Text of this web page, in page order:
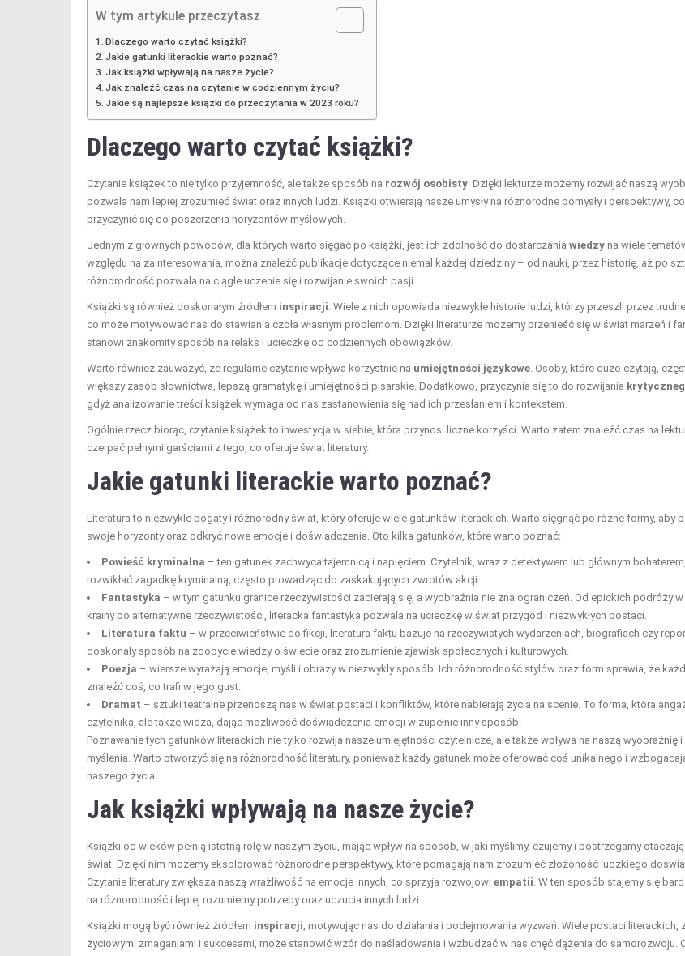
W tym artykule przeczytasz
Dlaczego warto czytać książki?
Jakie gatunki literackie warto poznać?
Jak książki wpływają na nasze życie?
Jak znaleźć czas na czytanie w codziennym życiu?
Jakie są najlepsze książki do przeczytania w 2023 roku?
Dlaczego warto czytać książki?
Czytanie książek to nie tylko przyjemność, ale także sposób na rozwój osobisty. Dzięki lekturze możemy rozwijać naszą
pozwala nam lepiej zrozumieć świat oraz innych ludzi. Książki otwierają nasze umysły na różnorodne pomysły i perspektywy,
przyczynić się do poszerzenia horyzontów myślowych.
Jednym z głównych powodów, dla których warto sięgać po książki, jest ich zdolność do dostarczania wiedzy na wiele
względu na zainteresowania, można znaleźć publikacje dotyczące niemal każdej dziedziny – od nauki, przez historię, aż po
różnorodność pozwala na ciągłe uczenie się i rozwijanie swoich pasji.
Książki są również doskonałym źródłem inspiracji. Wiele z nich opowiada niezwykłe historie ludzi, którzy przeszli przez
co może motywować nas do stawiania czoła własnym problemom. Dzięki literaturze możemy przenieść się w świat marzeń i
stanowi znakomity sposób na relaks i ucieczkę od codziennych obowiązków.
Warto również zauważyć, że regularne czytanie wpływa korzystnie na umiejętności językowe. Osoby, które dużo czytają,
większy zasób słownictwa, lepszą gramatykę i umiejętności pisarskie. Dodatkowo, przyczynia się to do rozwijania
gdyż analizowanie treści książek wymaga od nas zastanowienia się nad ich przesłaniem i kontekstem.
Ogólnie rzecz biorąc, czytanie książek to inwestycja w siebie, która przynosi liczne korzyści. Warto zatem znaleźć czas na
czerpać pełnymi garściami z tego, co oferuje świat literatury.
Jakie gatunki literackie warto poznać?
Literatura to niezwykle bogaty i różnorodny świat, który oferuje wiele gatunków literackich. Warto sięgnąć po różne formy, aby
swoje horyzonty oraz odkryć nowe emocje i doświadczenia. Oto kilka gatunków, które warto poznać:
Powieść kryminalna – ten gatunek zachwyca tajemnicą i napięciem. Czytelnik, wraz z detektywem lub głównym
rozwikłać zagadkę kryminalną, często prowadząc do zaskakujących zwrotów akcji.
Fantastyka – w tym gatunku granice rzeczywistości zacierają się, a wyobraźnia nie zna ograniczeń. Od epickich podróży w
krainy po alternatywne rzeczywistości, literacka fantastyka pozwala na ucieczkę w świat przygód i niezwykłych postaci.
Literatura faktu – w przeciwieństwie do fikcji, literatura faktu bazuje na rzeczywistych wydarzeniach, biografiach czy
doskonały sposób na zdobycie wiedzy o świecie oraz zrozumienie zjawisk społecznych i kulturowych.
Poezja – wiersze wyrażają emocje, myśli i obrazy w niezwykły sposób. Ich różnorodność stylów oraz form sprawia, że
znaleźć coś, co trafi w jego gust.
Dramat – sztuki teatralne przenoszą nas w świat postaci i konfliktów, które nabierają życia na scenie. To forma, która
czytelnika, ale także widza, dając możliwość doświadczenia emocji w zupełnie inny sposób.
Poznawanie tych gatunków literackich nie tylko rozwija nasze umiejętności czytelnicze, ale także wpływa na naszą wyobraźnię
myślenia. Warto otworzyć się na różnorodność literatury, ponieważ każdy gatunek może oferować coś unikalnego i
naszego życia.
Jak książki wpływają na nasze życie?
Książki od wieków pełnią istotną rolę w naszym życiu, mając wpływ na sposób, w jaki myślimy, czujemy i postrzegamy
świat. Dzięki nim możemy eksplorować różnorodne perspektywy, które pomagają nam zrozumieć złożoność ludzkiego
Czytanie literatury zwiększa naszą wrażliwość na emocje innych, co sprzyja rozwojowi empatii. W ten sposób stajemy się
na różnorodność i lepiej rozumiemy potrzeby oraz uczucia innych ludzi.
Książki mogą być również źródłem inspiracji, motywując nas do działania i podejmowania wyzwań. Wiele postaci literackich,
życiowymi zmaganiami i sukcesami, może stanowić wzór do naśladowania i wzbudzać w nas chęć dążenia do samorozwoju.